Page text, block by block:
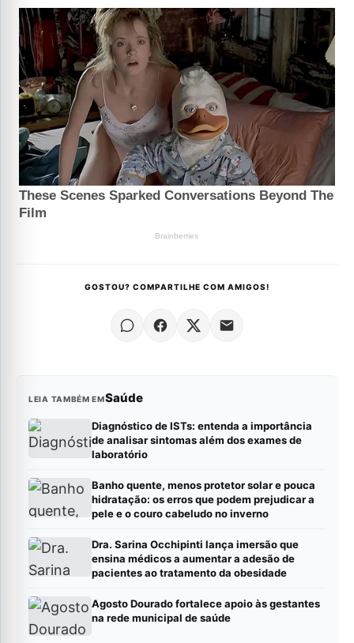
GOSTOU? COMPARTILHE COM AMIGOS!
LEIA TAMBÉM EMSaúde
Diagnóstico de ISTs: entenda a importância
de analisar sintomas além dos exames de
laboratório
Banho quente, menos protetor solar e pouca
hidratação: os erros que podem prejudicar a
pele e o couro cabeludo no inverno
Dra. Sarina Occhipinti lança imersão que
ensina médicos a aumentar a adesão de
pacientes ao tratamento da obesidade
Agosto Dourado fortalece apoio às gestantes
na rede municipal de saúde